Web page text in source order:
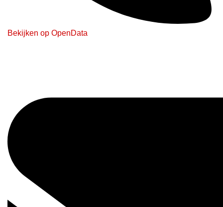
Bekijken op OpenData